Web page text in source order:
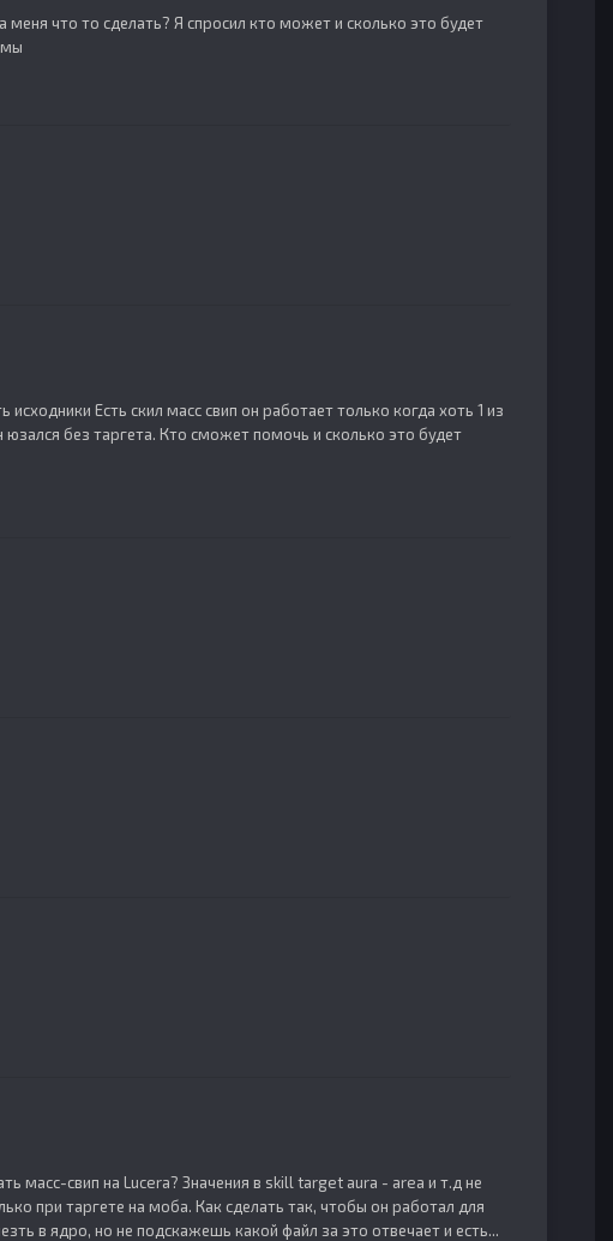
что то сделать? Я спросил кто может и сколько это будет
Есть скил масс свип он работает только когда хоть 1 из
без таргета. Кто сможет помочь и сколько это будет
масс-свип на Lucera? Значения в skill target aura - area и т.д не
при таргете на моба. Как сделать так, чтобы он работал для
в ядро, но не подскажешь какой файл за это отвечает и есть...